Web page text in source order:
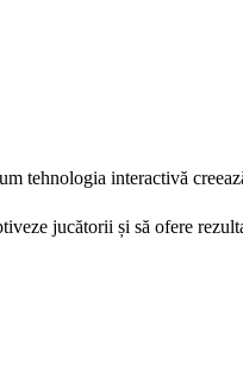
tehnologia interactivă
jucătorii și să ofere